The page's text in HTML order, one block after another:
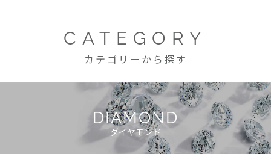
CATEGORY
カテゴリーから探す
DIAMOND
ダイヤモンド